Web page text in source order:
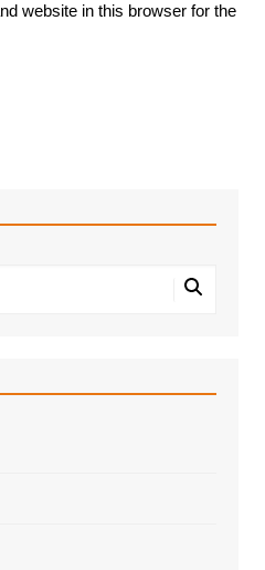
website in this browser for the